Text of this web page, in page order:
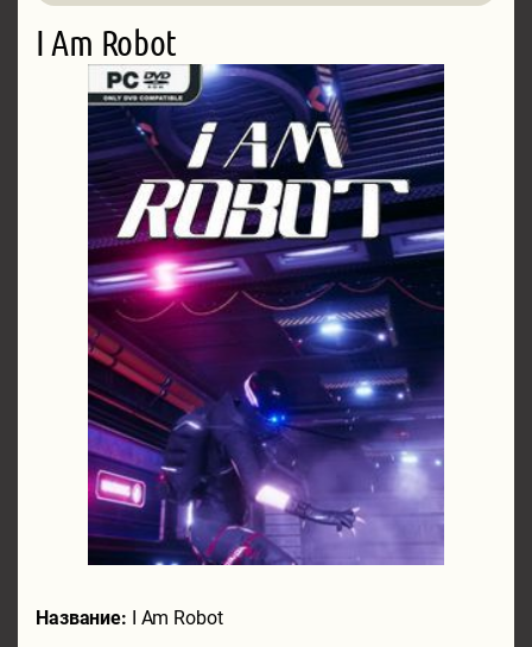
I Am Robot
Название: I Am Robot